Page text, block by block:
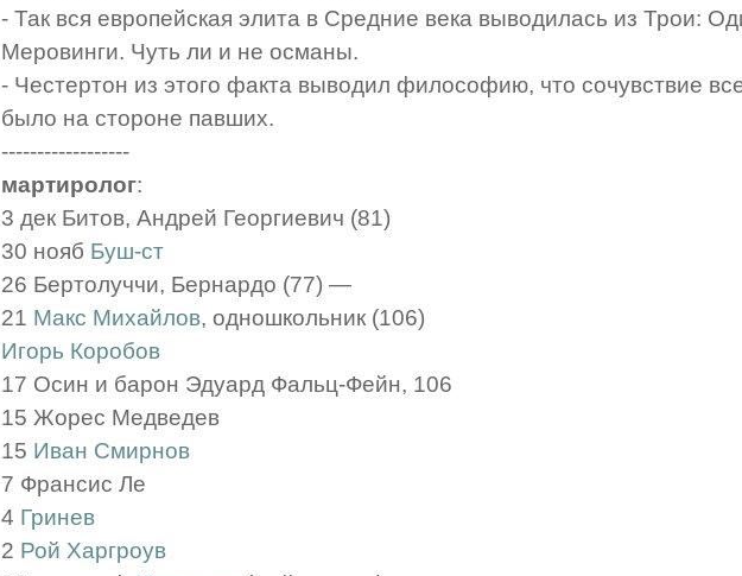
- Так вся европейская элита в Средние века выводилась из Трои:
Меровинги. Чуть ли и не османы.
- Честертон из этого факта выводил философию, что сочувствие
было на стороне павших.
------------------
мартиролог:
3 дек Битов, Андрей Георгиевич (81)
30 нояб Буш-ст
26 Бертолуччи, Бернардо (77) —
21 Макс Михайлов, одношкольник (106)
Игорь Коробов
17 Осин и барон Эдуард Фальц-Фейн, 106
15 Жорес Медведев
15 Иван Смирнов
7 Франсис Ле
4 Гринев
2 Рой Харгроув